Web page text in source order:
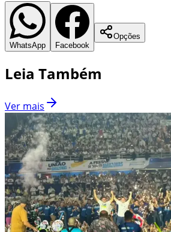
WhatsApp Facebook
Opções
Leia Também
Ver mais